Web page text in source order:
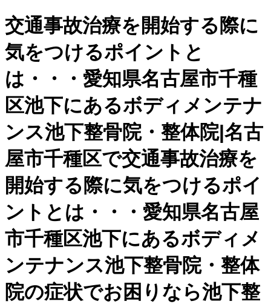
交通事故治療を開始する際に
気をつけるポイントと
は・・・愛知県名古屋市千種
区池下にあるボディメンテナ
ンス池下整骨院・整体院|名古
屋市千種区で交通事故治療を
開始する際に気をつけるポイ
ントとは・・・愛知県名古屋
市千種区池下にあるボディメ
ンテナンス池下整骨院・整体
院の症状でお困りなら池下整